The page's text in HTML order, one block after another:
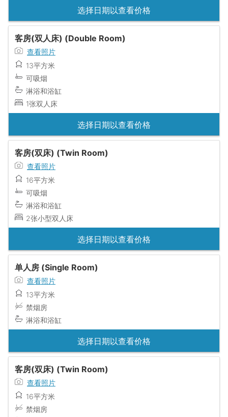
选择日期以查看价格
客房(双人床) (Double Room)
查看照片
13平方米
可吸烟
淋浴和浴缸
1张双人床
选择日期以查看价格
客房(双床) (Twin Room)
查看照片
16平方米
可吸烟
淋浴和浴缸
2张小型双人床
选择日期以查看价格
单人房 (Single Room)
查看照片
13平方米
禁烟房
淋浴和浴缸
选择日期以查看价格
客房(双床) (Twin Room)
查看照片
16平方米
禁烟房